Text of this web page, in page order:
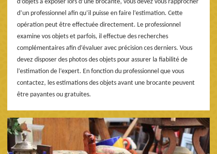
d’objets à exposer lors d’une brocante, vous devez vous rapprocher
d’un professionnel afin qu’il puisse en faire l’estimation. Cette
opération peut être effectuée directement. Le professionnel
examine vos objets et parfois, il effectue des recherches
complémentaires afin d’évaluer avec précision ces derniers. Vous
devez disposer des photos des objets pour assurer la fiabilité de
l’estimation de l’expert. En fonction du professionnel que vous
contactez, les estimations des objets avant une brocante peuvent
être payantes ou gratuites.